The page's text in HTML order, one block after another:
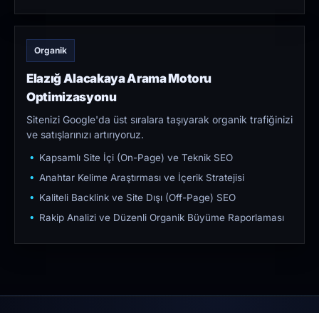
Organik
Elazığ Alacakaya Arama Motoru
Optimizasyonu
Sitenizi Google'da üst sıralara taşıyarak organik trafiğinizi
ve satışlarınızı artırıyoruz.
Kapsamlı Site İçi (On-Page) ve Teknik SEO
Anahtar Kelime Araştırması ve İçerik Stratejisi
Kaliteli Backlink ve Site Dışı (Off-Page) SEO
Rakip Analizi ve Düzenli Organik Büyüme Raporlaması